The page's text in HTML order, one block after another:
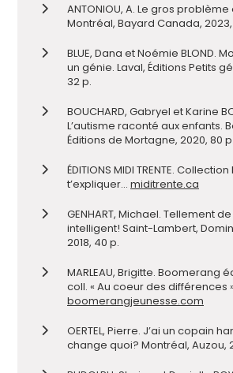
ANTONIOU, A. Le gros
Montréal, Bayard Canada,
BLUE, Dana et Noémie BLOND.
un génie. Laval, Éditions Petits
32 p.
BOUCHARD, Gabryel et Karine
L’autisme raconté aux enfants.
Éditions de Mortagne, 2020, 80 p.
ÉDITIONS MIDI TRENTE.
t’expliquer… miditrente.ca
GENHART, Michael. Tellement
intelligent! Saint-Lambert,
2018, 40 p.
MARLEAU, Brigitte. Boomerang
coll. « Au coeur des différences
boomerangjeunesse.com
OERTEL, Pierre. J’ai un copain
change quoi? Montréal, Auzou,